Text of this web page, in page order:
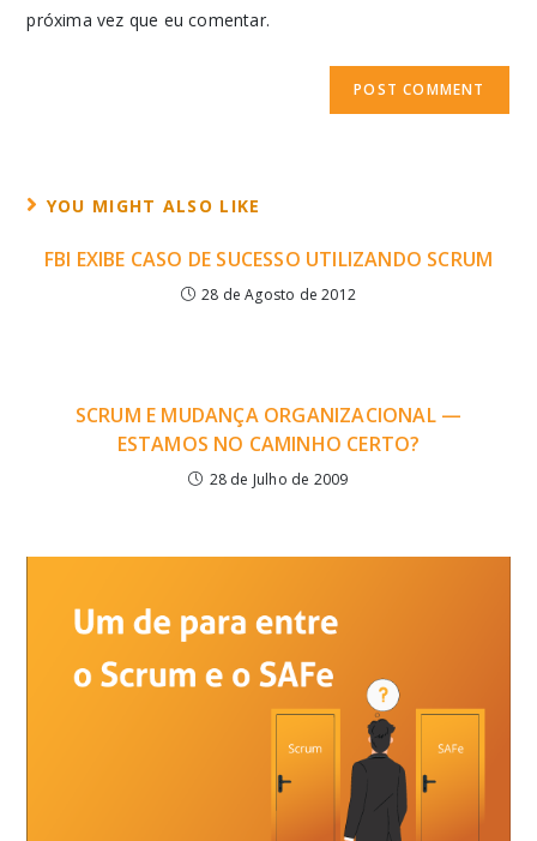
próxima vez que eu comentar.
YOU MIGHT ALSO LIKE
FBI EXIBE CASO DE SUCESSO UTILIZANDO SCRUM
28 de Agosto de 2012
SCRUM E MUDANÇA ORGANIZACIONAL —
ESTAMOS NO CAMINHO CERTO?
28 de Julho de 2009